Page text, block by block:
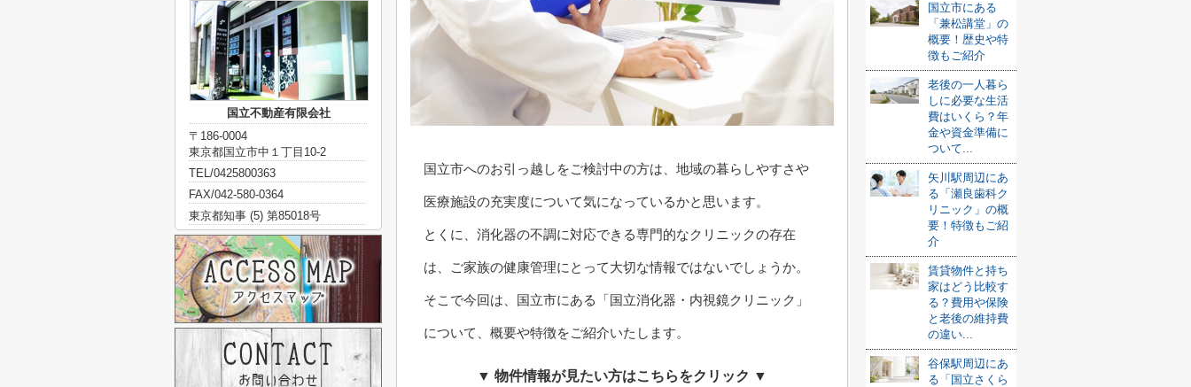
国立市へのお引っ越しをご検討中の方は、地域の暮らしやすさや
医療施設の充実度について気になっているかと思います。
とくに、消化器の不調に対応できる専門的なクリニックの存在
は、ご家族の健康管理にとって大切な情報ではないでしょうか。
そこで今回は、国立市にある「国立消化器・内視鏡クリニック」
について、概要や特徴をご紹介いたします。
▼ 物件情報が見たい方はこちらをクリック ▼
国立市にある
「兼松講堂」の
概要！歴史や特
徴もご紹介
老後の一人暮ら
しに必要な生活
費はいくら？年
金や資金準備に
ついて...
矢川駅周辺にあ
る「瀬良歯科ク
リニック」の概
要！特徴もご紹
介
賃貸物件と持ち
家はどう比較す
る？費用や保険
と老後の維持費
の違い...
谷保駅周辺にあ
る「国立さくら
国立不動産有限会社
〒186-0004
東京都国立市中１丁目10-2
TEL/0425800363
FAX/042-580-0364
東京都知事 (5) 第85018号